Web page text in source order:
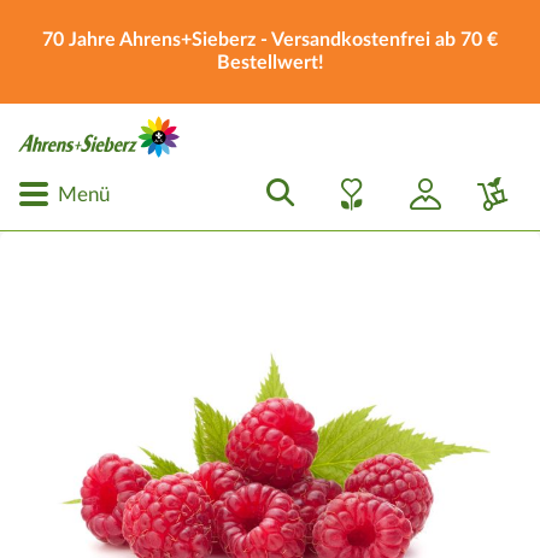
70 Jahre Ahrens+Sieberz - Versandkostenfrei ab 70 €
Bestellwert!
Menü